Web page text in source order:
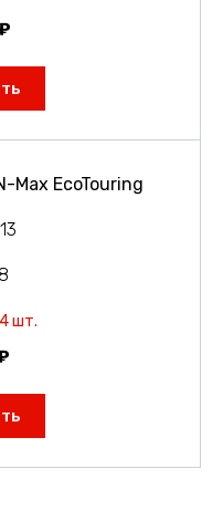
Max EcoTouring
шт.